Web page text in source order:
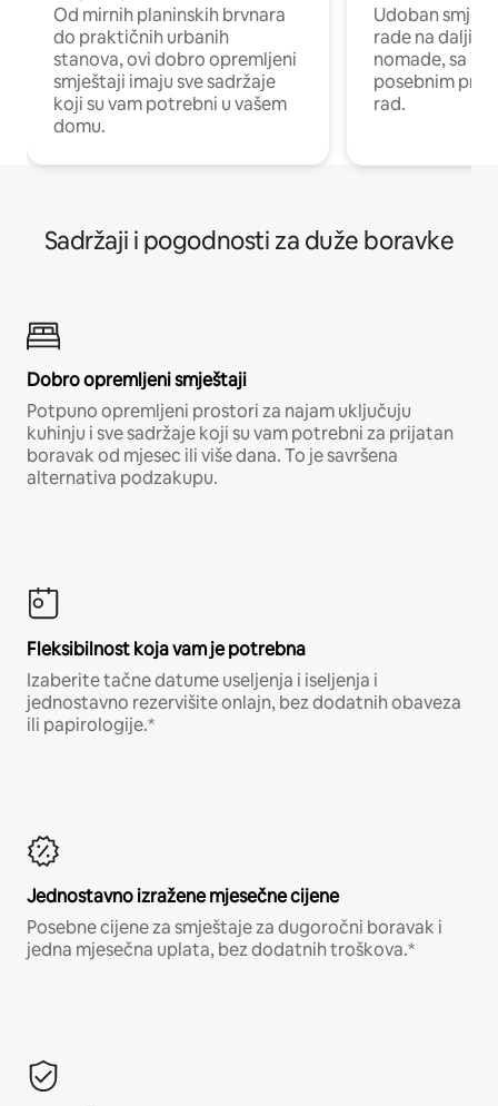
Od mirnih planinskih brvnara
do praktičnih urbanih
stanova, ovi dobro opremljeni
smještaji imaju sve sadržaje
koji su vam potrebni u vašem
domu.
Udoban
rade na
nomade, sa
posebnim
rad.
Sadržaji i pogodnosti za duže boravke
Dobro opremljeni smještaji
Potpuno opremljeni prostori za najam uključuju
kuhinju i sve sadržaje koji su vam potrebni za prijatan
boravak od mjesec ili više dana. To je savršena
alternativa podzakupu.
Fleksibilnost koja vam je potrebna
Izaberite tačne datume useljenja i iseljenja i
jednostavno rezervišite onlajn, bez dodatnih obaveza
ili papirologije.*
Jednostavno izražene mjesečne cijene
Posebne cijene za smještaje za dugoročni boravak i
jedna mjesečna uplata, bez dodatnih troškova.*